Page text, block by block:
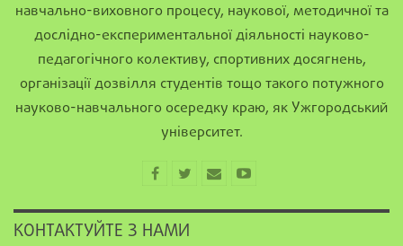
навчально-виховного процесу, наукової, методичної та
дослідно-експериментальної діяльності науково-
педагогічного колективу, спортивних досягнень,
організації дозвілля студентів тощо такого потужного
науково-навчального осередку краю, як Ужгородський
університет.
КОНТАКТУЙТЕ З НАМИ